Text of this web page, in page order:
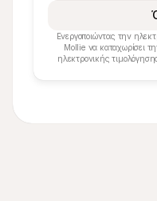
Ενεργοποιώντας την
Mollie να καταχωρίσει
ηλεκτρονικής